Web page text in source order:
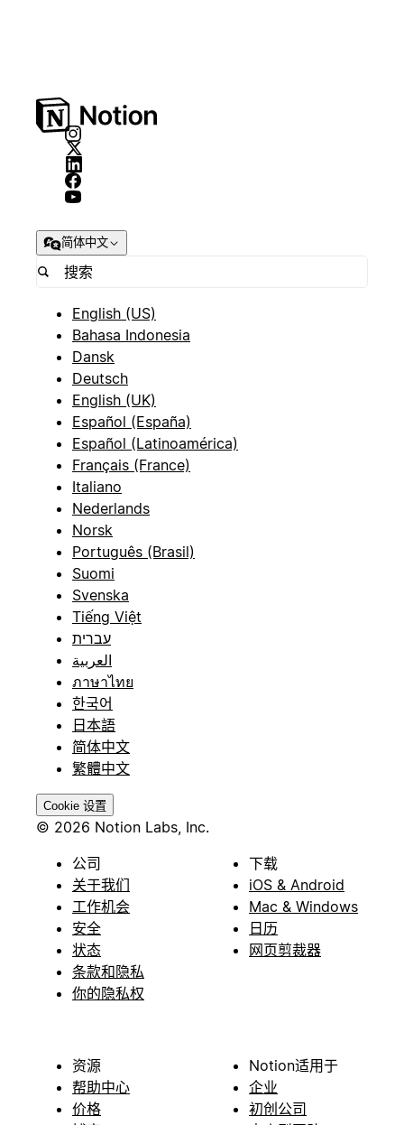
简体中文
English (US)
Bahasa Indonesia
Dansk
Deutsch
English (UK)
Español (España)
Español (Latinoamérica)
Français (France)
Italiano
Nederlands
Norsk
Português (Brasil)
Suomi
Svenska
Tiếng Việt
עברית
العربية
ภาษาไทย
한국어
日本語
简体中文
繁體中文
Cookie 设置
© 2026 Notion Labs, Inc.
公司
关于我们
工作机会
安全
状态
条款和隐私
你的隐私权
下载
iOS & Android
Mac & Windows
日历
网页剪裁器
资源
帮助中心
价格
Notion适用于
企业
初创公司